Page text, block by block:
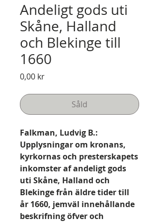
Andeligt gods uti
Skåne, Halland
och Blekinge till
1660
0,00 krPris
Såld
Falkman, Ludvig B.:
Upplysningar om kronans,
kyrkornas och presterskapets
inkomster af andeligt gods
uti Skåne, Halland och
Blekinge från äldre tider till
år 1660, jemväl innehållande
beskrifning öfver och